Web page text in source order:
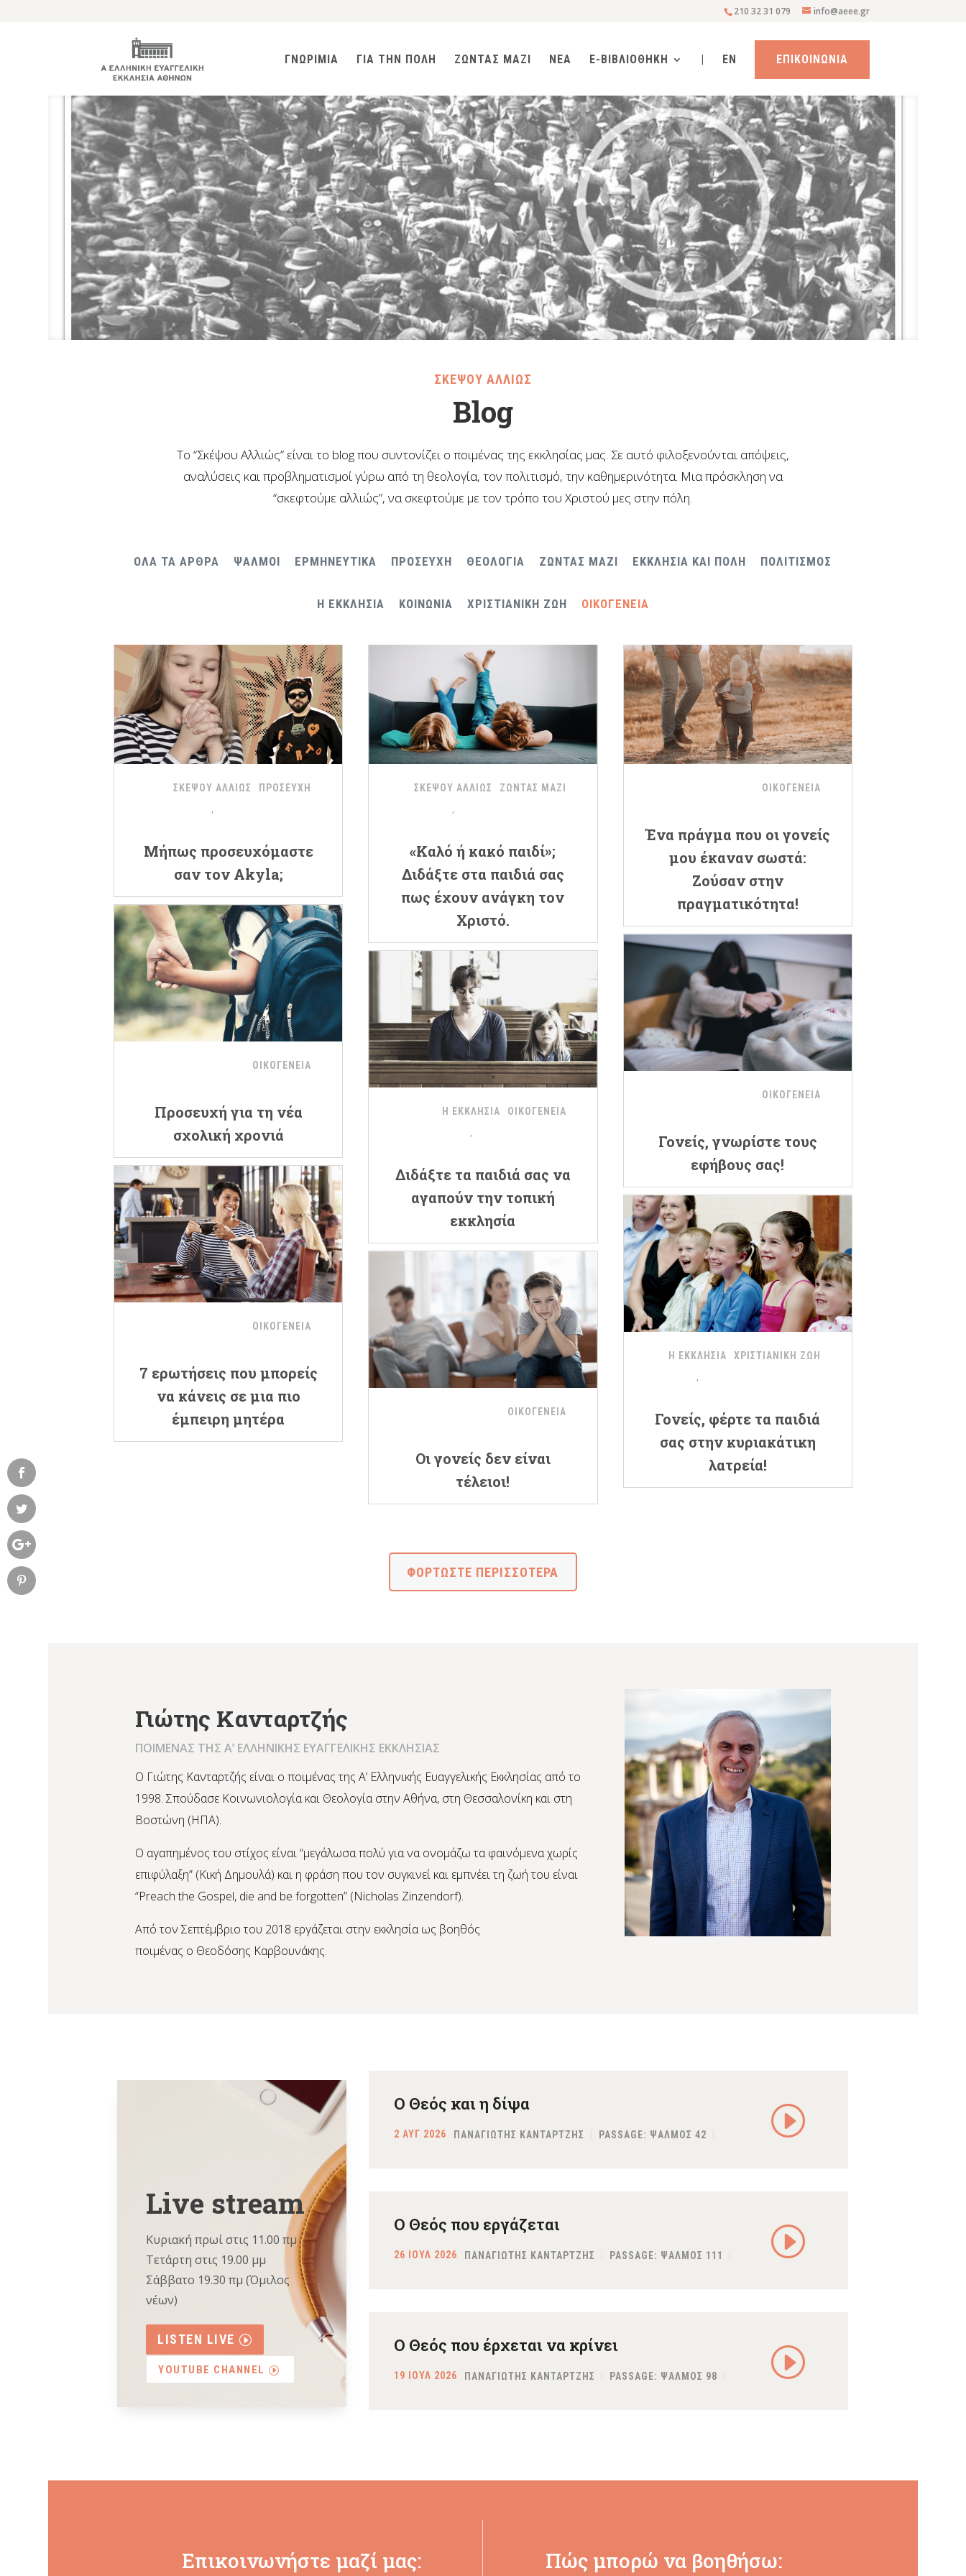
210 32 31 079 info@aeee.gr
ΓΝΩΡΙΜΙΑ ΓΙΑ ΤΗΝ ΠΟΛΗ ΖΩΝΤΑΣ ΜΑΖΙ ΝΕΑ E-ΒΙΒΛΙΟΘΗΚΗ | EN ΕΠΙΚΟΙΝΩΝΙΑ
ΣΚΕΨΟΥ ΑΛΛΙΩΣ
Blog
Το “Σκέψου Αλλιώς” είναι το blog που συντονίζει ο ποιμένας της εκκλησίας μας. Σε αυτό φιλοξενούνται απόψεις,
αναλύσεις και προβληματισμοί γύρω από τη θεολογία, τον πολιτισμό, την καθημερινότητα. Μια πρόσκληση να
“σκεφτούμε αλλιώς”, να σκεφτούμε με τον τρόπο του Χριστού μες στην πόλη.
ΟΛΑ ΤΑ ΑΡΘΡΑ ΨΑΛΜΟΙ ΕΡΜΗΝΕΥΤΙΚΑ ΠΡΟΣΕΥΧΗ ΘΕΟΛΟΓΙΑ ΖΩΝΤΑΣ ΜΑΖΙ ΕΚΚΛΗΣΙΑ ΚΑΙ ΠΟΛΗ ΠΟΛΙΤΙΣΜΟΣ
Η ΕΚΚΛΗΣΙΑ ΚΟΙΝΩΝΙΑ ΧΡΙΣΤΙΑΝΙΚΗ ΖΩΗ ΟΙΚΟΓΕΝΕΙΑ
ΣΚΕΨΟΥ ΑΛΛΙΩΣ ΠΡΟΣΕΥΧΗ
Μήπως προσευχόμαστε
σαν τον Akyla;
ΣΚΕΨΟΥ ΑΛΛΙΩΣ ΖΩΝΤΑΣ ΜΑΖΙ
«Καλό ή κακό παιδί»;
Διδάξτε στα παιδιά σας
πως έχουν ανάγκη τον
Χριστό.
ΟΙΚΟΓΕΝΕΙΑ
Ένα πράγμα που οι γονείς
μου έκαναν σωστά:
Ζούσαν στην
πραγματικότητα!
ΟΙΚΟΓΕΝΕΙΑ
Προσευχή για τη νέα
σχολική χρονιά
ΟΙΚΟΓΕΝΕΙΑ
Γονείς, γνωρίστε τους
εφήβους σας!
Η ΕΚΚΛΗΣΙΑ ΟΙΚΟΓΕΝΕΙΑ
Διδάξτε τα παιδιά σας να
αγαπούν την τοπική
εκκλησία
ΟΙΚΟΓΕΝΕΙΑ
7 ερωτήσεις που μπορείς
να κάνεις σε μια πιο
έμπειρη μητέρα
Η ΕΚΚΛΗΣΙΑ ΧΡΙΣΤΙΑΝΙΚΗ ΖΩΗ
Γονείς, φέρτε τα παιδιά
σας στην κυριακάτικη
λατρεία!
ΟΙΚΟΓΕΝΕΙΑ
Οι γονείς δεν είναι
τέλειοι!
ΦΟΡΤΩΣΤΕ ΠΕΡΙΣΣΟΤΕΡΑ
Γιώτης Κανταρτζής
ΠΟΙΜΕΝΑΣ ΤΗΣ Α’ ΕΛΛΗΝΙΚΗΣ ΕΥΑΓΓΕΛΙΚΗΣ ΕΚΚΛΗΣΙΑΣ
Ο Γιώτης Κανταρτζής είναι ο ποιμένας της Α’ Ελληνικής Ευαγγελικής Εκκλησίας από το
1998. Σπούδασε Κοινωνιολογία και Θεολογία στην Αθήνα, στη Θεσσαλονίκη και στη
Βοστώνη (ΗΠΑ).
Ο αγαπημένος του στίχος είναι “μεγάλωσα πολύ για να ονομάζω τα φαινόμενα χωρίς
επιφύλαξη” (Κική Δημουλά) και η φράση που τον συγκινεί και εμπνέει τη ζωή του είναι
“Preach the Gospel, die and be forgotten” (Nicholas Zinzendorf).
Από τον Σεπτέμβριο του 2018 εργάζεται στην εκκλησία ως βοηθός
ποιμένας ο Θεοδόσης Καρβουνάκης.
Live stream
Κυριακή πρωί στις 11.00 πμ
Τετάρτη στις 19.00 μμ
Σάββατο 19.30 πμ (Όμιλος
νέων)
LISTEN LIVE
YOUTUBE CHANNEL
Ο Θεός και η δίψα
2 ΑΥΓ 2026 ΠΑΝΑΓΙΩΤΗΣ ΚΑΝΤΑΡΤΖΗΣ PASSAGE: ΨΑΛΜΟΣ 42
Ο Θεός που εργάζεται
26 ΙΟΥΛ 2026 ΠΑΝΑΓΙΩΤΗΣ ΚΑΝΤΑΡΤΖΗΣ PASSAGE: ΨΑΛΜΟΣ 111
Ο Θεός που έρχεται να κρίνει
19 ΙΟΥΛ 2026 ΠΑΝΑΓΙΩΤΗΣ ΚΑΝΤΑΡΤΖΗΣ PASSAGE: ΨΑΛΜΟΣ 98
Επικοινωνήστε μαζί μας: Πώς μπορώ να βοηθήσω: